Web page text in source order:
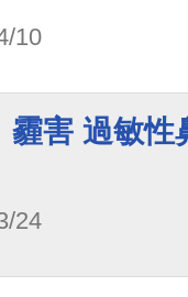
10
霾害 過敏性
24